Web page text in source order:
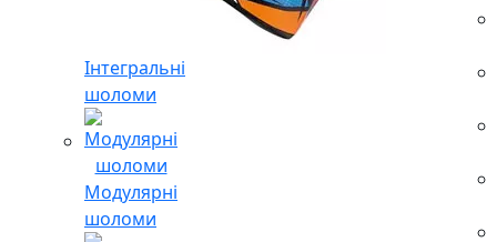
Інтегральні
шоломи
Модулярні
шоломи